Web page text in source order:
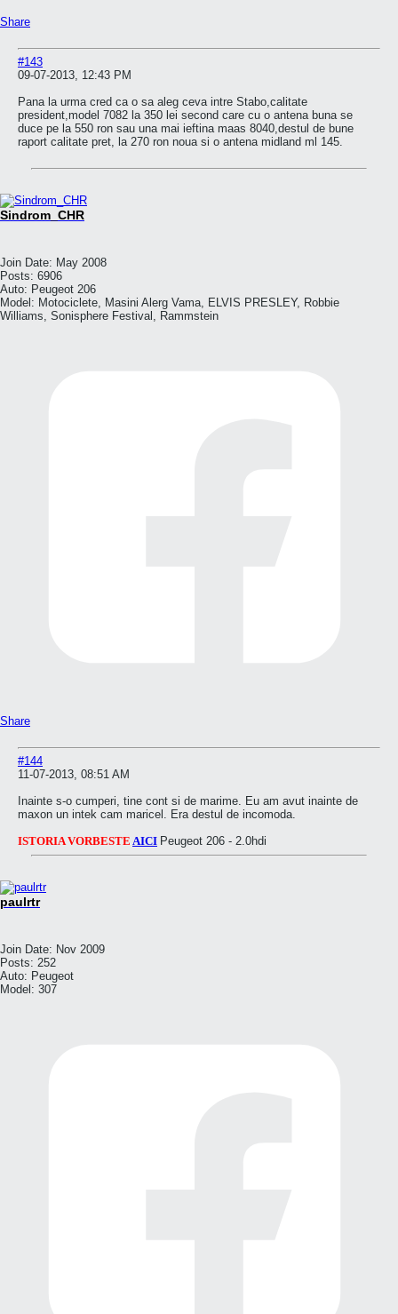
Share
#143
09-07-2013, 12:43 PM
Pana la urma cred ca o sa aleg ceva intre Stabo,calitate
president,model 7082 la 350 lei second care cu o antena buna se
duce pe la 550 ron sau una mai ieftina maas 8040,destul de bune
raport calitate pret, la 270 ron noua si o antena midland ml 145.
Sindrom_CHR
Join Date: May 2008
Posts: 6906
Auto: Peugeot 206
Model: Motociclete, Masini Alerg Vama, ELVIS PRESLEY, Robbie
Williams, Sonisphere Festival, Rammstein
Share
#144
11-07-2013, 08:51 AM
Inainte s-o cumperi, tine cont si de marime. Eu am avut inainte de
maxon un intek cam maricel. Era destul de incomoda.
ISTORIA VORBESTE AICI Peugeot 206 - 2.0hdi
paulrtr
Join Date: Nov 2009
Posts: 252
Auto: Peugeot
Model: 307